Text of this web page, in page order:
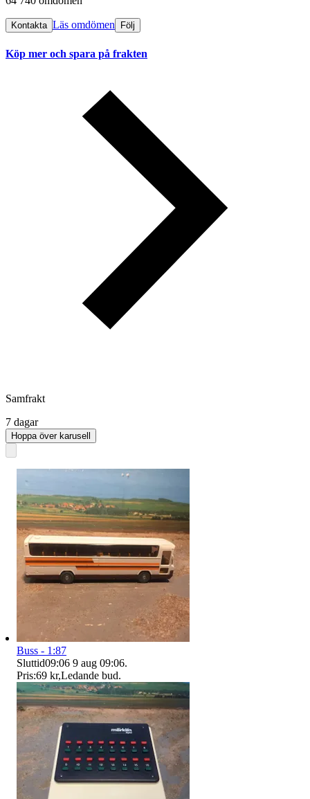
Kontakta Läs omdömen Följ
Köp mer och spara på frakten
Samfrakt
7 dagar
Hoppa över karusell
Buss - 1:87
Sluttid09:06 9 aug 09:06.
Pris:69 kr,Ledande bud.